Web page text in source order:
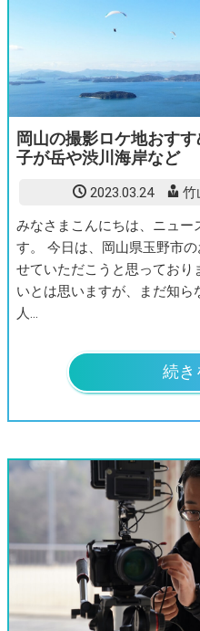
岡山の撮影ロケ地おす
子が岳や渋川海岸など
2023.03.24 竹
みなさまこんにちは、ニュ
す。 今日は、岡山県玉野市
せていただこうと思っており
いとは思いますが、まだ知
人…
続き